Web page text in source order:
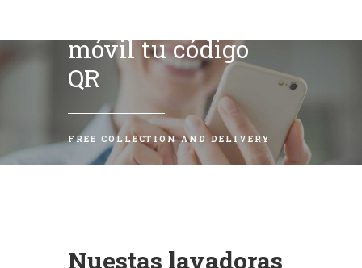
móvil tu código
QR
FREE COLLECTION AND DELIVERY
Nuestas lavadoras